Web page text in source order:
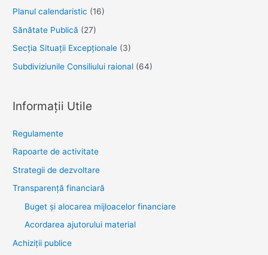
Planul calendaristic (16)
Sănătate Publică (27)
Secția Situații Excepționale (3)
Subdiviziunile Consiliului raional (64)
Informații Utile
Regulamente
Rapoarte de activitate
Strategii de dezvoltare
Transparenţă financiară
Buget și alocarea mijloacelor financiare
Acordarea ajutorului material
Achiziţii publice